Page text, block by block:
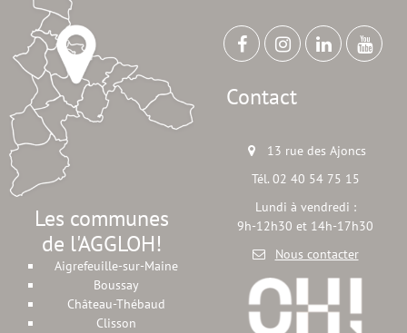
Les communes
de l'AGGLOH!
Aigrefeuille-sur-Maine
Boussay
Château-Thébaud
Clisson
Contact
13 rue des Ajoncs
Tél. 02 40 54 75 15
Lundi à vendredi :
9h-12h30 et 14h-17h30
Nous contacter